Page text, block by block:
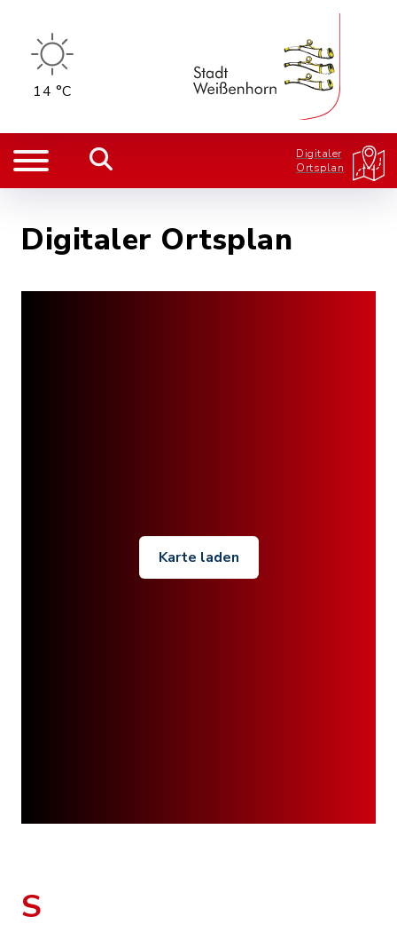
14 °C
Digitaler
Ortsplan
Digitaler Ortsplan
Karte laden
S